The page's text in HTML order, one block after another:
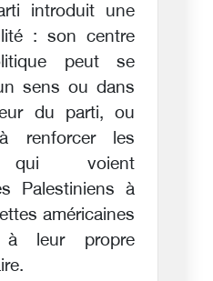
introduit une
: son centre
peut se
sens ou dans
du parti, ou
renforcer les
qui voient
Palestiniens à
américaines
à leur propre